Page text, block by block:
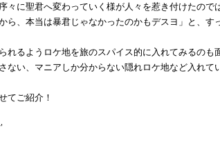
々に聖君へ変わっていく様が人々を惹き付けたので
ら、本当は暴君じゃなかったのかもデスヨ」と、す
れるようロケ地を旅のスパイス的に入れてみるの
ない、マニアしか分からない隠れロケ地など入れて
てご紹介！